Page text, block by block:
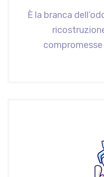
È la branca